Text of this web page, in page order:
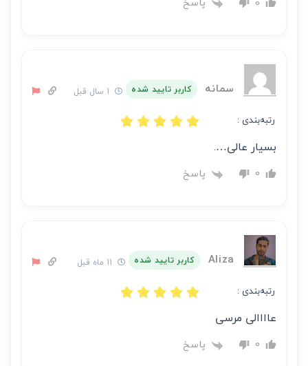
سمانه کاربر تایید شده
رتبه‌بندی :
بسیار عالی….
0 پاسخ
Aliza کاربر تایید شده
رتبه‌بندی :
عاااالی مرسی
0 پاسخ